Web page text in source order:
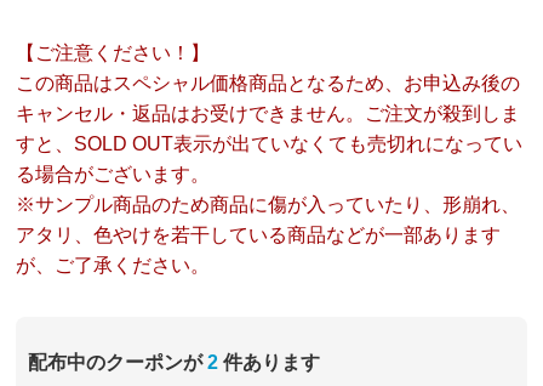
【ご注意ください！】
この商品はスペシャル価格商品となるため、お申込み後の
キャンセル・返品はお受けできません。ご注文が殺到しま
すと、SOLD OUT表示が出ていなくても売切れになってい
る場合がございます。
※サンプル商品のため商品に傷が入っていたり、形崩れ、
アタリ、色やけを若干している商品などが一部あります
が、ご了承ください。
配布中のクーポンが 2 件あります